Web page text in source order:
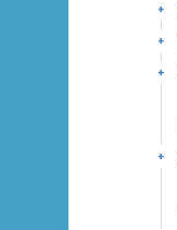
+
+
+
+